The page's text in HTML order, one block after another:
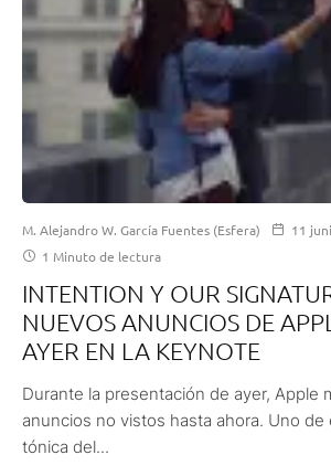
M. Alejandro W. García Fuentes (Esfera)
11
1 Minuto de lectura
INTENTION Y OUR
NUEVOS ANUNCIOS DE
AYER EN LA KEYNOTE
Durante la presentación de ayer, Apple
anuncios no vistos hasta ahora. Uno de
tónica del...